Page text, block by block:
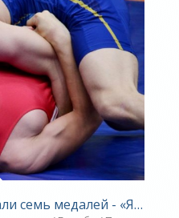
семь медалей -